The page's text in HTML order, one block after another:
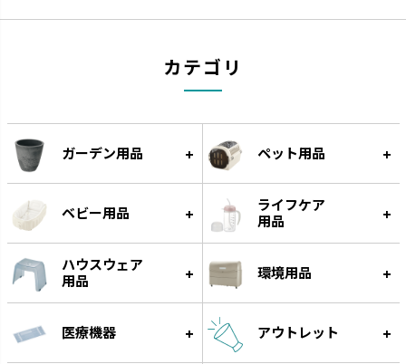
ら、次の「やってみたい！」を引
です。
ミルクボトル ひんやりしない
保温性のある発泡素材でひんや
りしません。
カテゴリ
ガーデン用品 ペット用品
ベビー用品
ライフケア
用品
ハウスウェア
用品
環境用品
医療機器 アウトレット